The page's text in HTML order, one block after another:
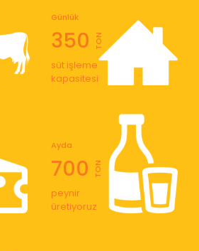
350
Günlük
TON
süt işleme
kapasitesi
700
Ayda
TON
peynir
üretiyoruz